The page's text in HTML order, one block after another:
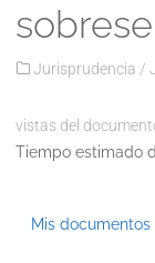
Jurisprudencia /
vistas del
Tiempo estimado
Mis documentos